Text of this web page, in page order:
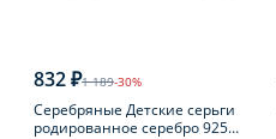
832 ₽1 189-30%
Серебряные Детские серьги
родированное серебро 925